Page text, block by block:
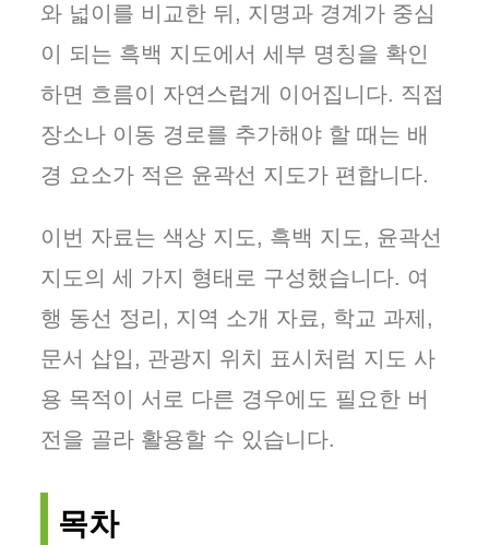
와 넓이를 비교한 뒤, 지명과 경계가 중심
이 되는 흑백 지도에서 세부 명칭을 확인
하면 흐름이 자연스럽게 이어집니다. 직접
장소나 이동 경로를 추가해야 할 때는 배
경 요소가 적은 윤곽선 지도가 편합니다.
이번 자료는 색상 지도, 흑백 지도, 윤곽선
지도의 세 가지 형태로 구성했습니다. 여
행 동선 정리, 지역 소개 자료, 학교 과제,
문서 삽입, 관광지 위치 표시처럼 지도 사
용 목적이 서로 다른 경우에도 필요한 버
전을 골라 활용할 수 있습니다.
목차